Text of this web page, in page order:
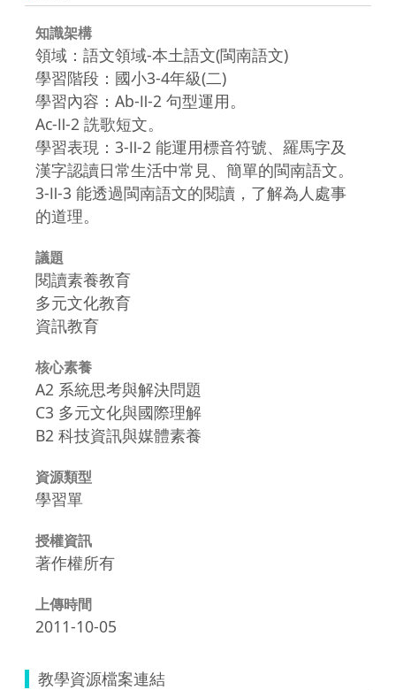
知識架構
領域：語文領域-本土語文(閩南語文)
學習階段：國小3-4年級(二)
學習內容：Ab-Ⅱ-2 句型運用。
Ac-Ⅱ-2 詵歌短文。
學習表現：3-Ⅱ-2 能運用標音符號、羅馬字及
漢字認讀日常生活中常見、簡單的閩南語文。
3-Ⅱ-3 能透過閩南語文的閱讀，了解為人處事
的道理。
議題
閱讀素養教育
多元文化教育
資訊教育
核心素養
A2 系統思考與解決問題
C3 多元文化與國際理解
B2 科技資訊與媒體素養
資源類型
學習單
授權資訊
著作權所有
上傳時間
2011-10-05
教學資源檔案連結